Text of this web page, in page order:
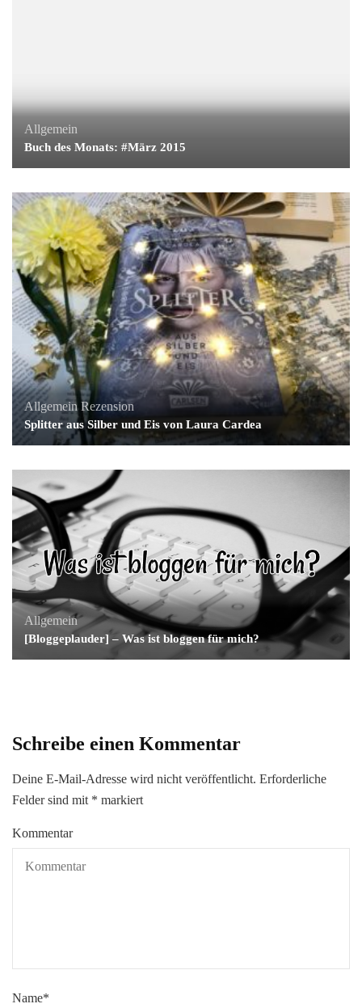
Allgemein
Buch des Monats: #März 2015
Allgemein Rezension
Splitter aus Silber und Eis von Laura Cardea
Allgemein
[Bloggeplauder] – Was ist bloggen für mich?
Schreibe einen Kommentar
Deine E-Mail-Adresse wird nicht veröffentlicht. Erforderliche
Felder sind mit * markiert
Kommentar
Name*